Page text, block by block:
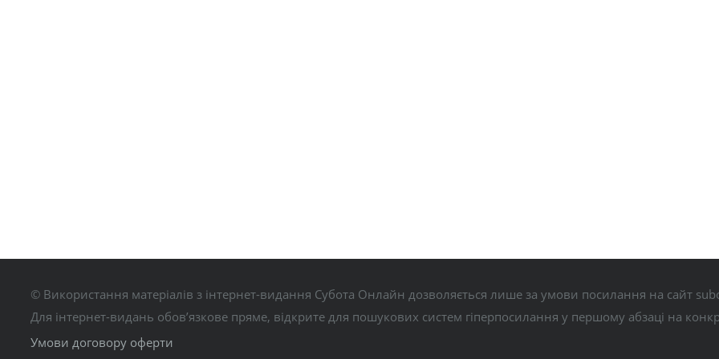
© Використання матеріалів з інтернет-видання Субота Онлайн дозволяється лише за умови посилання на сайт
Для інтернет-видань обов’язкове пряме, відкрите для пошукових систем гіперпосилання у першому абзаці на
Умови договору оферти